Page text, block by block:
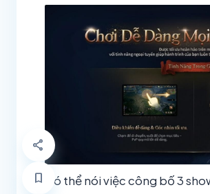
share
bookmark
Có thể nói việc công bố 3